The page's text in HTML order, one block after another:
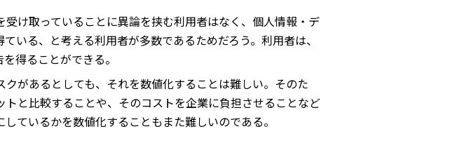
け取っていることに異論を挟む利用者はなく、個人情報・デ
いる、と考える利用者が多数であるためだろう。利用者は、
得ることができる。
があるとしても、それを数値化することは難しい。そのた
と比較することや、そのコストを企業に負担させることなど
ているかを数値化することもまた難しいのである。